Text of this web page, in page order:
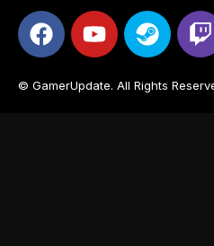
© GamerUpdate. All Rights